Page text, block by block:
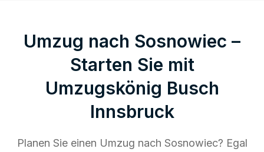
Umzug nach Sosnowiec –
Starten Sie mit
Umzugskönig Busch
Innsbruck
Planen Sie einen Umzug nach Sosnowiec? Egal